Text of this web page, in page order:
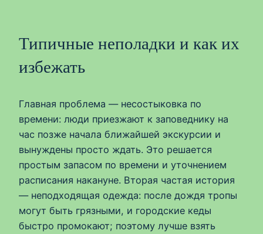
Типичные неполадки и как их
избежать
Главная проблема — несостыковка по
времени: люди приезжают к заповеднику на
час позже начала ближайшей экскурсии и
вынуждены просто ждать. Это решается
простым запасом по времени и уточнением
расписания накануне. Вторая частая история
— неподходящая одежда: после дождя тропы
могут быть грязными, и городские кеды
быстро промокают; поэтому лучше взять